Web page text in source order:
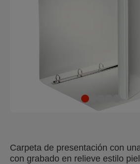
Carpeta de presentación con
con grabado en relieve estilo